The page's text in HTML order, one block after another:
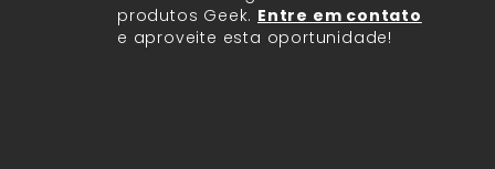
produtos Geek. Entre em contato
e aproveite esta oportunidade!